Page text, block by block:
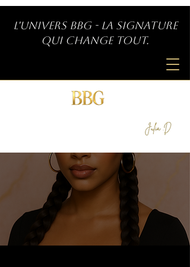
L'univers BBG - La signature
qui change tout.